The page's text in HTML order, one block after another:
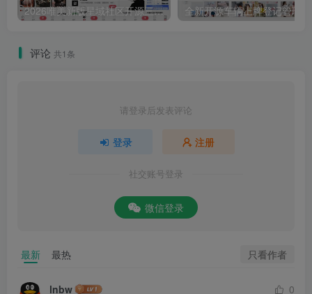
2026唯美新版星域社区开源三端APP源码
评论 共1条
请登录后发表评论
登录 注册
社交账号登录
微信登录
最新 最热 只看作者
lnbw 0